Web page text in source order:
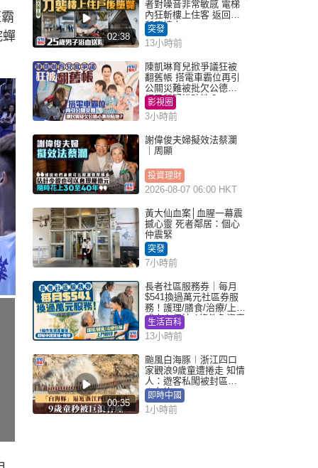
蟬
02:38
者對噪音非常敏感 電梯
內狂斬樓上住客 返回住
所墮樓亡
突發
13小時前
陳凱琳育兒掀爭議狂被
翻舊帳 搭電車霸位再引
公關災難被批欠公德心
網民質疑扮貼地？
影視圈
3小時前
謝偉俊夫婦擬效法蔡瀾
｜周顯
投資理財
2026-08-07 06:00 HKT
黃大仙血案│血腥一幕震
撼心靈 死者鄰居：個心
仲震緊
突發
7小時前
長者社區服務券｜每月
$541換過萬元社區券服
務！護理/膳食/治療/上門
或中心任揀 1條件免資產
審查（附申請資格及教
學）
生活百科
13小時前
00:35
颱風白海豚︱浙江四口
家觀浪9歲童遭捲走 知情
人：遊客私闖被封區域
︱有片
即時中國
1小時前